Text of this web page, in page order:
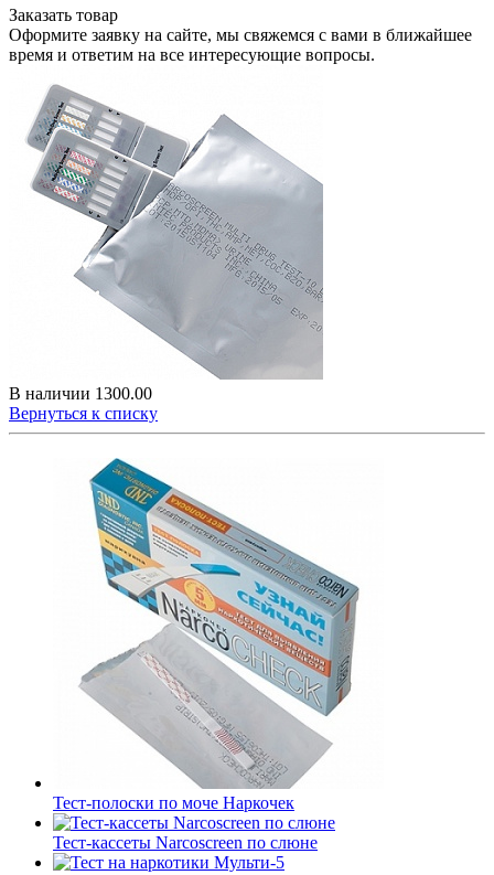
Заказать товар
Оформите заявку на сайте, мы свяжемся с вами в ближайшее
время и ответим на все интересующие вопросы.
В наличии 1300.00
Вернуться к списку
Тест-полоски по моче Наркочек
Тест-кассеты Narcoscreen по слюне